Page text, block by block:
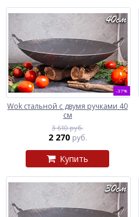
-37%
Wok стальной с двумя ручками 40
см
3 610 руб.
2 270 руб.
Купить